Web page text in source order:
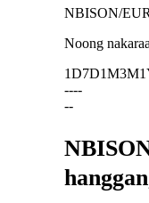
NBISON/EUR
Noong
1D7D1M3M
----
--